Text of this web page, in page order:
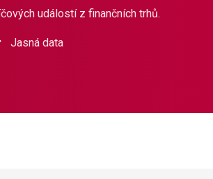
událostí z finančních trhů.
Jasná data